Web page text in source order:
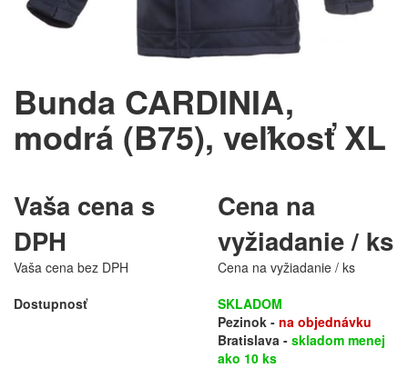
Bunda CARDINIA,
modrá (B75), veľkosť XL
Vaša cena s
DPH
Cena na
vyžiadanie / ks
Vaša cena bez DPH
Cena na vyžiadanie / ks
Dostupnosť
SKLADOM
Pezinok - na objednávku
Bratislava - skladom menej
ako 10 ks